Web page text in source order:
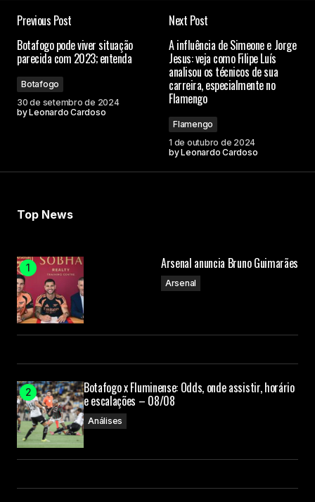
Campos obrigatórios são marcados com*
Comment
Your Name
Your E-mail
Submit Comment
Previous Post
Botafogo pode viver situação
parecida com 2023; entenda
Botafogo
30 de setembro de 2024
byLeonardo Cardoso
Next Post
A influência de Simeone e Jorge
Jesus: veja como Filipe Luís
analisou os técnicos de sua
carreira, especialmente no
Flamengo
Flamengo
1 de outubro de 2024
byLeonardo Cardoso
Top News
Arsenal anuncia Bruno Guimarães
Arsenal
Botafogo x Fluminense: Odds, onde assistir, horário
e escalações – 08/08
Análises